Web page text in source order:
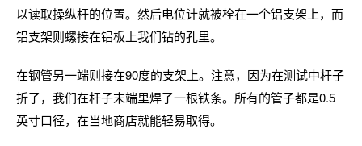
以读取操纵杆的位置。然后电位计就被栓在一个铝支架上，而
铝支架则螺接在铝板上我们钻的孔里。
在钢管另一端则接在90度的支架上。注意，因为在测试中杆子
折了，我们在杆子末端里焊了一根铁条。所有的管子都是0.5
英寸口径，在当地商店就能轻易取得。